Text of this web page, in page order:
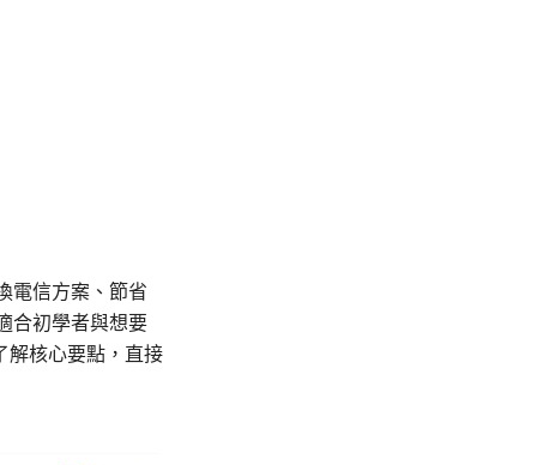
電信方案、節省
合初學者與想要
解核心要點，直接